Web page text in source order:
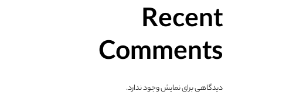
Recent
Comments
دیدگاهی برای نمایش وجود ندارد.